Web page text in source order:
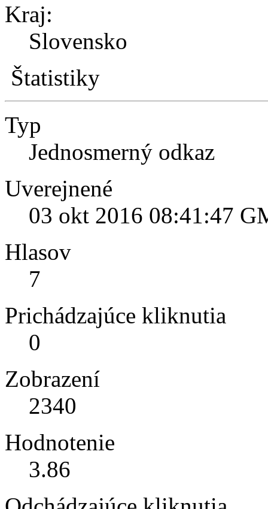
Kraj:
Slovensko
Štatistiky
Typ
Jednosmerný odkaz
Uverejnené
03 okt 2016 08:41:47
Hlasov
7
Prichádzajúce kliknutia
0
Zobrazení
2340
Hodnotenie
3.86